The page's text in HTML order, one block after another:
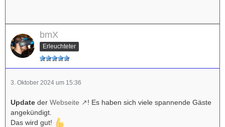
bmX
Erleuchteter
3. Oktober 2024 um 15:36
Update der Webseite
! Es haben sich viele spannende Gäste
angekündigt.
Das wird gut!